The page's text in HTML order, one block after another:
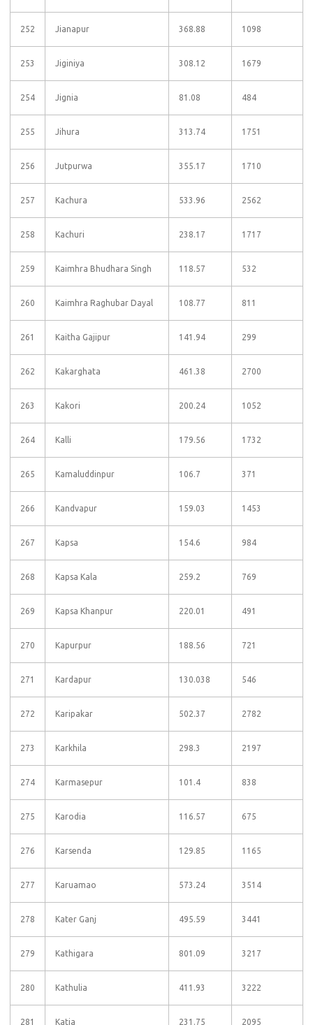
252 Jianapur 368.88 1098
253 Jiginiya 308.12 1679
254 Jignia 81.08 484
255 Jihura 313.74 1751
256 Jutpurwa 355.17 1710
257 Kachura 533.96 2562
258 Kachuri 238.17 1717
259 Kaimhra Bhudhara Singh 118.57 532
260 Kaimhra Raghubar Dayal 108.77 811
261 Kaitha Gajipur 141.94 299
262 Kakarghata 461.38 2700
263 Kakori 200.24 1052
264 Kalli 179.56 1732
265 Kamaluddinpur 106.7 371
266 Kandvapur 159.03 1453
267 Kapsa 154.6 984
268 Kapsa Kala 259.2 769
269 Kapsa Khanpur 220.01 491
270 Kapurpur 188.56 721
271 Kardapur 130.038 546
272 Karipakar 502.37 2782
273 Karkhila 298.3 2197
274 Karmasepur 101.4 838
275 Karodia 116.57 675
276 Karsenda 129.85 1165
277 Karuamao 573.24 3514
278 Kater Ganj 495.59 3441
279 Kathigara 801.09 3217
280 Kathulia 411.93 3222
281 Katia 231.75 2095